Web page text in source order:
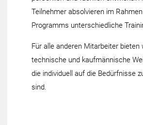
Teilnehmer absolvieren im
Programms unterschiedliche
Für alle anderen Mitarbeiter bieten
technische und kaufmännische
die individuell auf die Bedürfnisse
sind.